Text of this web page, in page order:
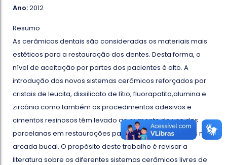
Ano:2012
Resumo
As cerâmicas dentais são consideradas os materiais mais
estéticos para a restauração dos dentes. Desta forma, o
nível de aceitação por partes dos pacientes é alto. A
introdução dos novos sistemas cerâmicos reforçados por
cristais de leucita, dissilicato de lítio, fluorapatita,alumina e
zircônia como também os procedimentos adesivos e
cimentos resinosos têm levado ao aumento do uso das
porcelanas em restaurações para diversos segmentos na
arcada bucal. O propósito deste trabalho é revisar a
literatura sobre os diferentes sistemas cerâmicos livres de